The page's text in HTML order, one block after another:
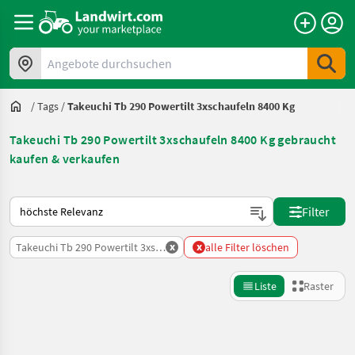
Angebote durchsuchen
/Tags /Takeuchi Tb 290 Powertilt 3xschaufeln 8400 Kg
Takeuchi Tb 290 Powertilt 3xschaufeln 8400 Kg gebraucht
kaufen & verkaufen
So wird auf Landwirt.com sortiert
Filter
Takeuchi Tb 290 Powertilt 3xschaufeln 8400 Kg
x x alle Filter löschen
Liste Raster